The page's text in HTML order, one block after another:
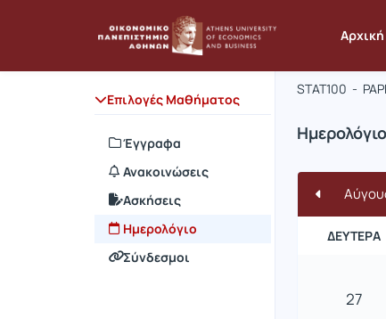
Αρχική
Επιλογές Μαθήματος
Έγγραφα
Ανακοινώσεις
Ασκήσεις
Ημερολόγιο
Σύνδεσμοι
Μάθημα
Κωδικός
STAT100 -
Ημερολόγιο
ΔΕΥΤΈΡΑ
27